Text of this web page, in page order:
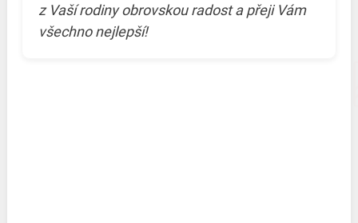
z Vaší rodiny obrovskou radost a přeji Vám
všechno nejlepší!